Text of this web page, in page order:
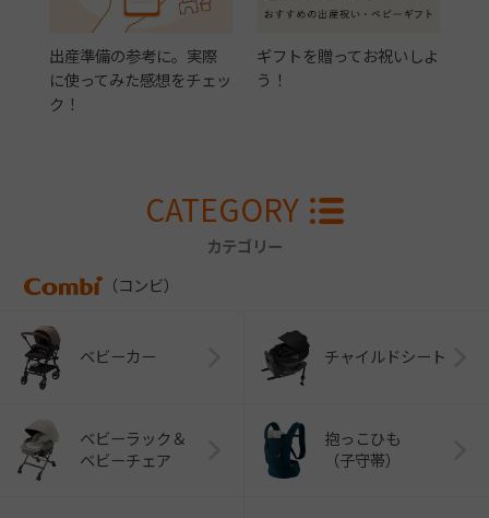
出産準備の参考に。実際
に使ってみた感想をチェッ
ク！
ギフトを贈ってお祝いしよ
う！
CATEGORY
カテゴリー
（コンビ）
ベビーカー チャイルドシート
ベビーラック＆
ベビーチェア
抱っこひも
（子守帯）